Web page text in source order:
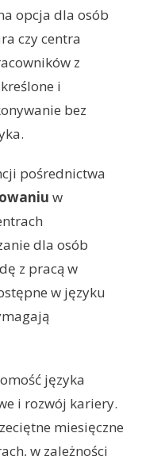
opcja dla osób
czy centra
z
i
bez
pośrednictwa
w
dla osób
z pracą w
w języku
języka
i rozwój kariery.
miesięczne
w zależności